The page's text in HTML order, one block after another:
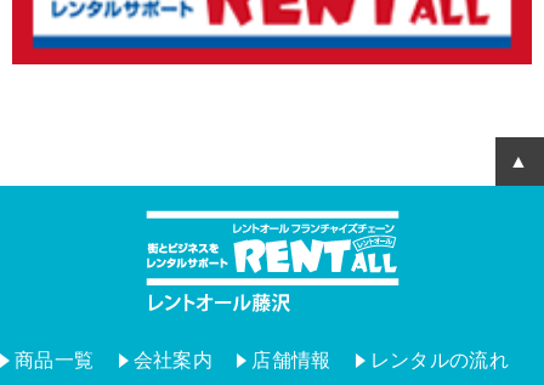
商品一覧 会社案内 店舗情報 レンタルの流れ